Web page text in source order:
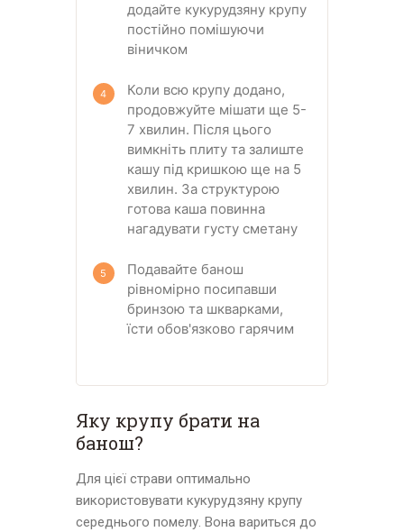
додайте кукурудзяну крупу
постійно помішуючи
віничком
Коли всю крупу додано,
продовжуйте мішати ще 5-
7 хвилин. Після цього
вимкніть плиту та залиште
кашу під кришкою ще на 5
хвилин. За структурою
готова каша повинна
нагадувати густу сметану
Подавайте банош
рівномірно посипавши
бринзою та шкварками,
їсти обов'язково гарячим
Яку крупу брати на
банош?
Для цієї страви оптимально
використовувати кукурудзяну крупу
середнього помелу. Вона вариться до